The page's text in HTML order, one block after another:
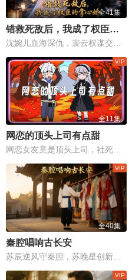
全41集
错救死敌后，我成了权臣的掌心娇
全11集
网恋的顶头上司有点甜
全40集
秦腔唱响古长安